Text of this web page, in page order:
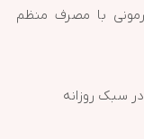
با مصرف منظم
سبک روزانه